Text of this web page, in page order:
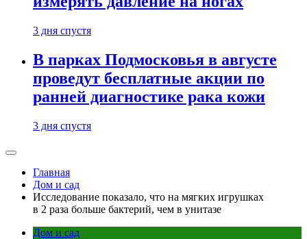
3 дня спустя
В парках Подмосковья в августе
проведут бесплатные акции по
ранней диагностике рака кожи
3 дня спустя
Главная
Дом и сад
Исследование показало, что на мягких игрушках
в 2 раза больше бактерий, чем в унитазе
Дом и сад